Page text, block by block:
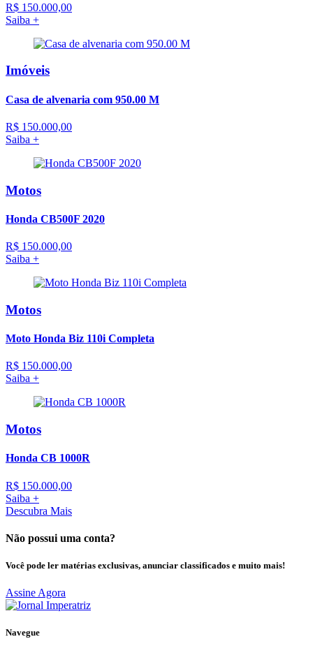
R$ 150.000,00
Saiba +
Imóveis
Casa de alvenaria com 950.00 M
R$ 150.000,00
Saiba +
Motos
Honda CB500F 2020
R$ 150.000,00
Saiba +
Motos
Moto Honda Biz 110i Completa
R$ 150.000,00
Saiba +
Motos
Honda CB 1000R
R$ 150.000,00
Saiba +
Descubra Mais
Não possui uma conta?
Você pode ler matérias exclusivas, anunciar classificados e muito mais!
Assine Agora
Navegue